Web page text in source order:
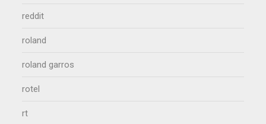
reddit
roland
roland garros
rotel
rt